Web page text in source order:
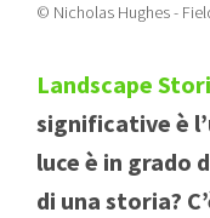
© Nicholas Hughes -
Landscape
significative è
luce è in grado
di una storia?